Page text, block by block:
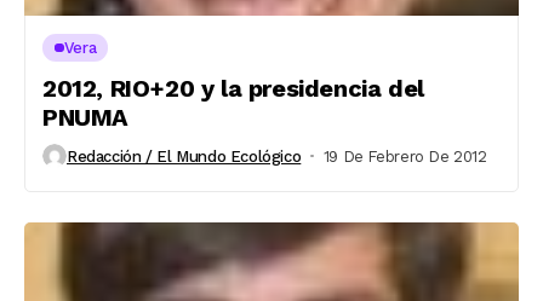
Vera
2012, RIO+20 y la presidencia del
PNUMA
Redacción / El Mundo Ecológico 19 De Febrero De 2012